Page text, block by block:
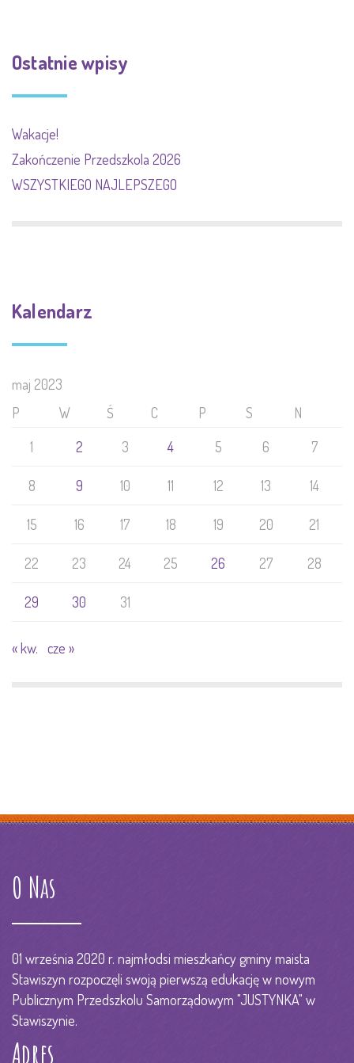
Ostatnie wpisy
Wakacje!
Zakończenie Przedszkola 2026
WSZYSTKIEGO NAJLEPSZEGO
Kalendarz
maj 2023
P
W Ś C P S
N
1
2 3 4 5 6 7
8 9 10 11 12 13 14
15 16 17 18 19 20 21
22 23 24 25 26 27 28
29 30 31
« kw. cze »
O Nas
01 września 2020 r. najmłodsi mieszkańcy gminy maista
Stawiszyn rozpoczęli swoją pierwszą edukację w nowym
Publicznym Przedszkolu Samorządowym "JUSTYNKA" w
Stawiszynie.
Adres